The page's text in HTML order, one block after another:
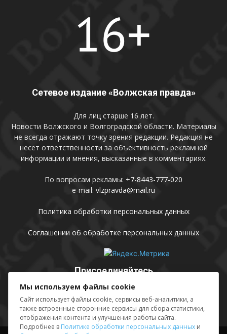
Сетевое издание «Волжская правда»
Для лиц старше 16 лет.
Новости Волжского и Волгоградской области. Материалы
не всегда отражают точку зрения редакции. Редакция не
несет ответственности за объективность рекламной
информации и мнения, высказанные в комментариях.
По вопросам рекламы: +7-8443-777-020
e-mail: vlzpravda@mail.ru
Политика обработки персональных данных
Соглашении об обработке персональных данных
Присоединяйтесь
Мы используем файлы cookie
Сайт использует файлы cookie, сервисы веб-аналитики, а
также встроенные сторонние сервисы для сбора статистики,
отображения контента и улучшения работы сайта.
Подробнее в Политике обработки персональных данных и